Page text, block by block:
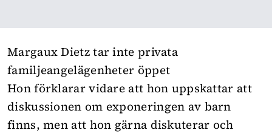
Margaux Dietz tar inte privata
familjeangelägenheter öppet
Hon förklarar vidare att hon uppskattar att
diskussionen om exponeringen av barn
finns, men att hon gärna diskuterar och